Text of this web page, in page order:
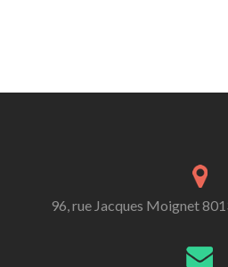
96, rue Jacques Moignet